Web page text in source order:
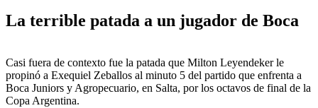
La terrible patada a un jugador de Boca
Casi fuera de contexto fue la patada que Milton Leyendeker le
propinó a Exequiel Zeballos al minuto 5 del partido que enfrenta a
Boca Juniors y Agropecuario, en Salta, por los octavos de final de la
Copa Argentina.